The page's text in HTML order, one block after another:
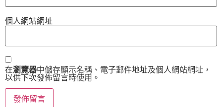
個人網站網址
在瀏覽器中儲存顯示名稱、電子郵件地址及個人網站網址，
以供下次發佈留言時使用。